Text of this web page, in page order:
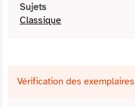
Sujets
Classique
Vérification des